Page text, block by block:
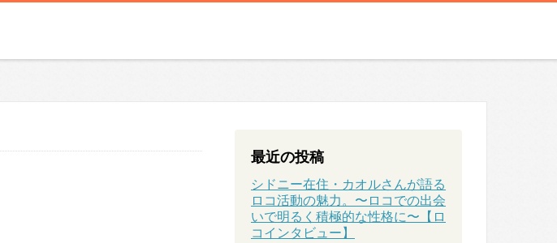
最近の投稿
シドニー在住・カオルさんが語る
ロコ活動の魅力。〜ロコでの出会
いで明るく積極的な性格に〜【ロ
コインタビュー】